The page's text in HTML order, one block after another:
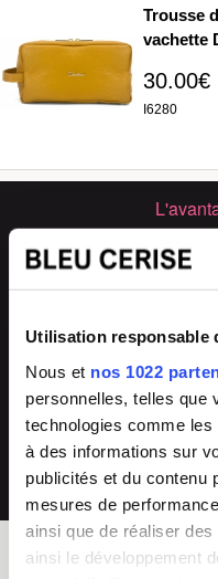
Utilisation responsable
Nous et nos 1022
personnelles, telles que
technologies comme
à des informations sur
publicités et du contenu
mesures de
ainsi que de réaliser des
ainsi le développement
Trousse
vachette
30.00€
I6280
🏪
33 magasins
Grand Sud-Est de la France
🔧
directement en magasin ou
notre SAV 04 66 35 94 97
💰
Prix imbattables